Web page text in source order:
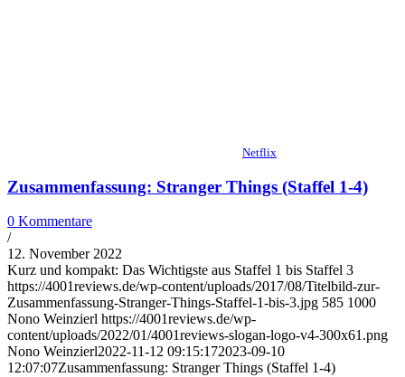
Netflix
Zusammenfassung: Stranger Things (Staffel 1-4)
0 Kommentare
/
12. November 2022
Kurz und kompakt: Das Wichtigste aus Staffel 1 bis Staffel 3
https://4001reviews.de/wp-content/uploads/2017/08/Titelbild-zur-
Zusammenfassung-Stranger-Things-Staffel-1-bis-3.jpg 585 1000
Nono Weinzierl https://4001reviews.de/wp-
content/uploads/2022/01/4001reviews-slogan-logo-v4-300x61.png
Nono Weinzierl2022-11-12 09:15:172023-09-10
12:07:07Zusammenfassung: Stranger Things (Staffel 1-4)